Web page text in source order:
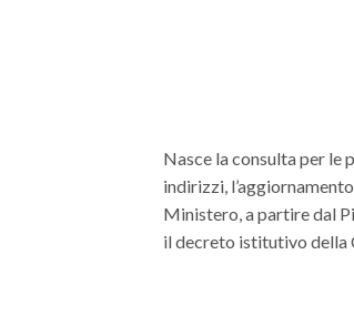
Nasce la consulta per
indirizzi,
Ministero, a partire dal
il decreto istitutivo della